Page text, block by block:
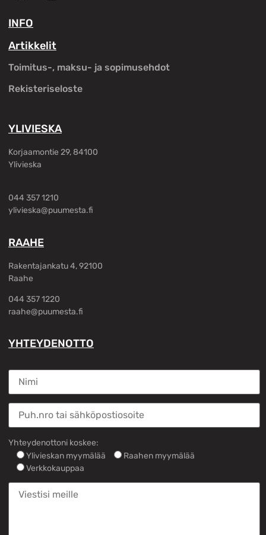
INFO
Artikkelit
Toimitus-, maksu- ja sopimusehdot
Rekisteriseloste
YLIVIESKA
Korjaamontie 29, 84100
Ylivieska
044 357 1210
ylivieska@puumesta.fi
RAAHE
Rakentajankatu 4, 92100
Raahe
044 357 1220
raahe@puumesta.fi
YHTEYDENOTTO
Yhteydenottoni koskee:
Ylivieskan myymälää
Raahen myymälää
Verkkokauppaa